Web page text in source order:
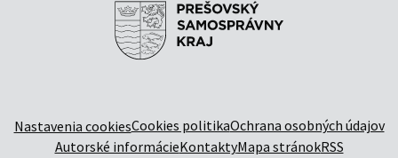
Nastavenia cookiesCookies politikaOchrana osobných údajov
Autorské informácieKontaktyMapa stránokRSS